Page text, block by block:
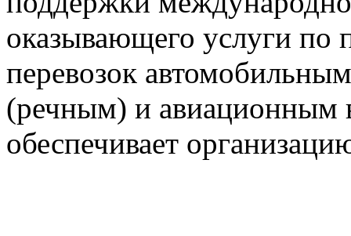
оказывающего услуги по
перевозок
(речным) и авиационным
обеспечивает